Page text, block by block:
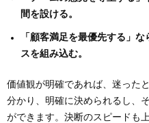
間を設ける。
「顧客満足を最優先する」
スを組み込む。
価値観が明確であれば、迷った
分かり、明確に決められるし、
ができます。決断のスピードも